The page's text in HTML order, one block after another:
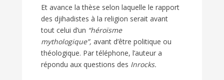
Et avance la thèse selon laquelle le rapport
des djihadistes à la religion serait avant
tout celui d’un “héroïsme
mythologique”, avant d’être politique ou
théologique. Par téléphone, l’auteur a
répondu aux questions des Inrocks.